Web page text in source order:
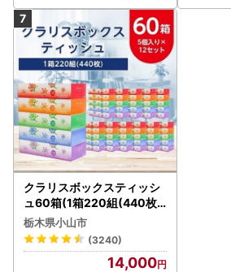
P
クラリスボックスティッシ
ュ60箱(1箱220組(440枚))
(5個入り×12セット)【配送
不可地域：離島・沖縄県】
【1256759】
栃木県小山市
(3240)
14,000